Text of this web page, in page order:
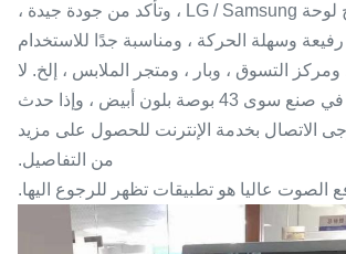
يستخدم هذا المنتج لوحة LG / Samsung ، وتأكد من جودة جيدة ،
وسهلة الحركة ، ومناسبة جدًا للاستخدام
التسوق ، وبار ، ومتجر الملابس ، إلخ. لا
يتسبب هذا الطراز في صنع سوى 43 بوصة بلون أبيض ، وإذا حدث
الاتصال بخدمة الإنترنت للحصول على مزيد
من التفاصيل.
الصوت عاليا هو تطبيقات تظهر للرجوع اليها.